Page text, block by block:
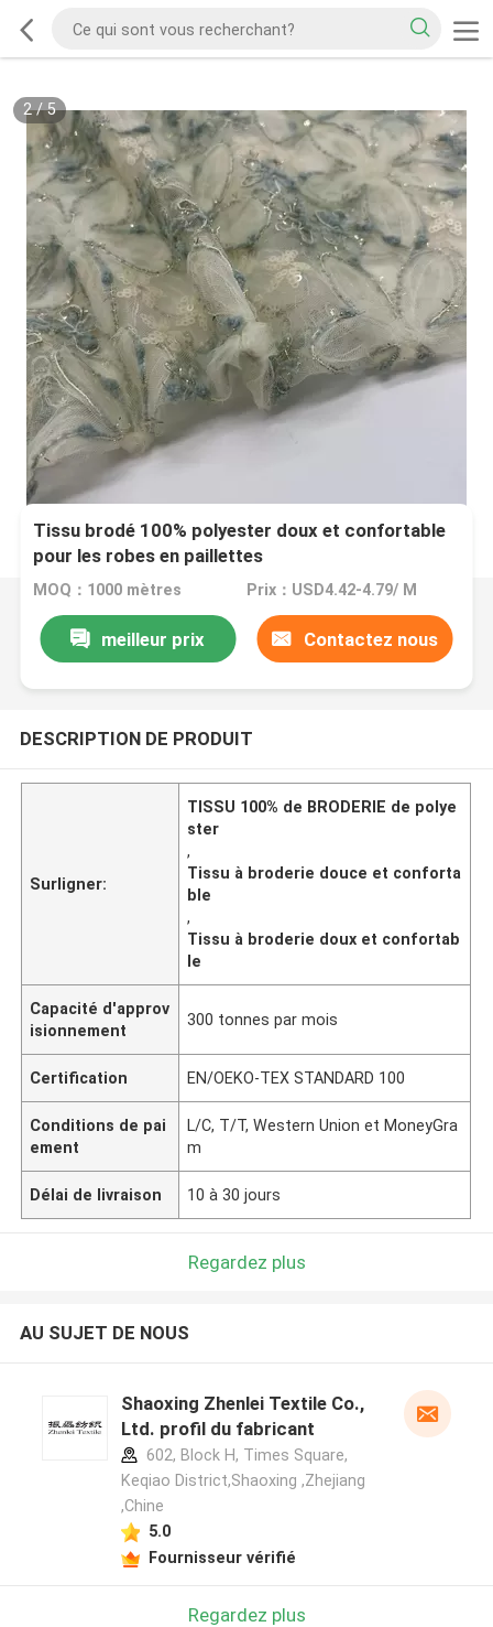
2/5
Tissu brodé 100% polyester doux et confortable
pour les robes en paillettes
MOQ：1000 mètres Prix：USD4.42-4.79/ M
meilleur prix Contactez nous
DESCRIPTION DE PRODUIT
Surligner:
TISSU 100% de BRODERIE de polye
ster
,
Tissu à broderie douce et conforta
ble
,
Tissu à broderie doux et confortab
le
Capacité d'approv
isionnement
300 tonnes par mois
Certification EN/OEKO-TEX STANDARD 100
Conditions de pai
ement
L/C, T/T, Western Union et MoneyGra
m
Délai de livraison 10 à 30 jours
Regardez plus
AU SUJET DE NOUS
Shaoxing Zhenlei Textile Co.,
Ltd. profil du fabricant
602, Block H, Times Square,
Keqiao District,Shaoxing ,Zhejiang
,Chine
5.0
Fournisseur vérifié
Regardez plus